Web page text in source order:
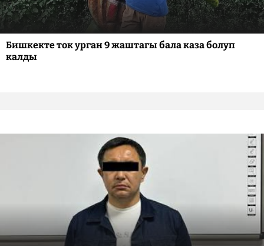
Бишкекте ток урган 9 жаштагы бала каза болуп
калды